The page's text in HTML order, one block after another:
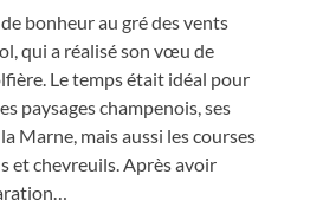
bonheur au gré des vents
qui a réalisé son vœu de
Le temps était idéal pour
paysages champenois, ses
Marne, mais aussi les courses
et chevreuils. Après avoir